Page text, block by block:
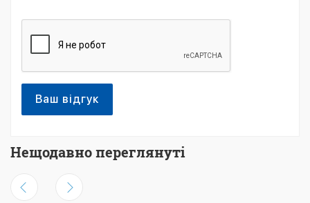
Ваш відгук
Нещодавно переглянуті